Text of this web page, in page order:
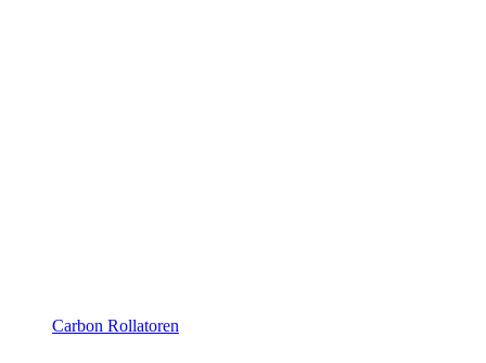
Carbon Rollatoren